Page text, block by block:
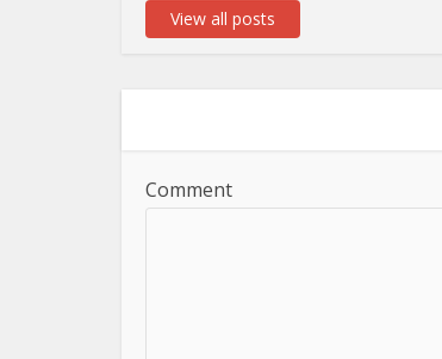
View all posts
Comment